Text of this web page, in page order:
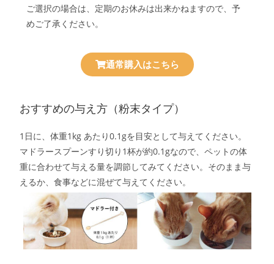
ご選択の場合は、定期のお休みは出来かねますので、予
めご了承ください。
通常購入はこちら
おすすめの与え方（粉末タイプ）
1日に、体重1kg あたり0.1gを目安として与えてください。
マドラースプーンすり切り1杯が約0.1gなので、ペットの体
重に合わせて与える量を調節してみてください。そのまま与
えるか、食事などに混ぜて与えてください。